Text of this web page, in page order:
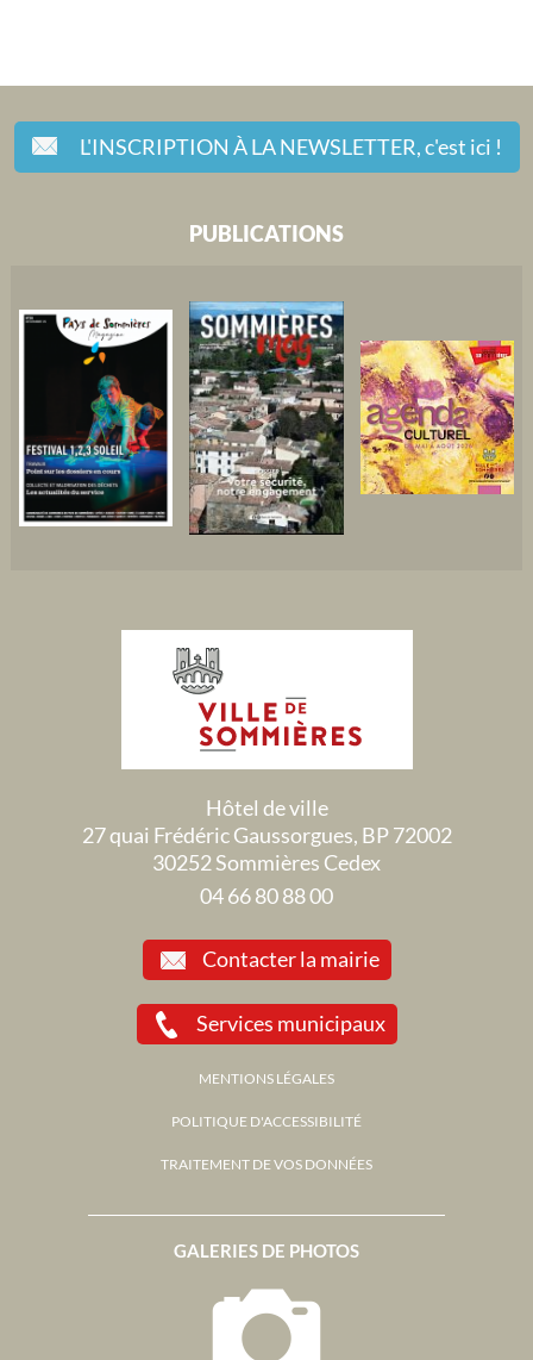
L'INSCRIPTION À LA NEWSLETTER,c'est ici !
GALERIES DE PHOTOS
PUBLICATIONS
Hôtel de ville
27 quai Frédéric Gaussorgues, BP 72002
30252 Sommières Cedex
04 66 80 88 00
Contacter la mairie
Services municipaux
MENTIONS LÉGALES
POLITIQUE D'ACCESSIBILITÉ
TRAITEMENT DE VOS DONNÉES